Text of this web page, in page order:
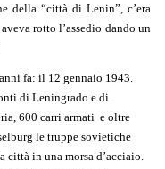
della “città di Lenin”, c’era
rotto l’assedio dando un
fa: il 12 gennaio 1943.
di Leningrado e di
600 carri armati e oltre
le truppe sovietiche
in una morsa d’acciaio.